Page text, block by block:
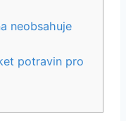
neobsahuje
potravin pro